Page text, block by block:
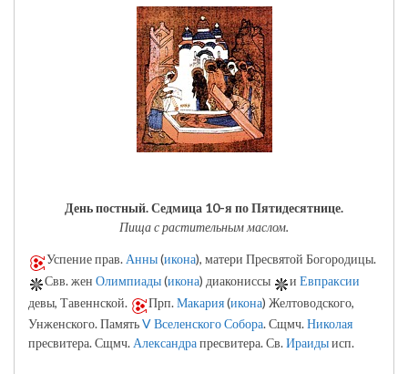
День постный.Седмица 10-я по Пятидесятнице.
Пища с растительным маслом.
Успение прав. Анны(икона), матери Пресвятой Богородицы.
Свв. жен Олимпиады(икона) диакониссы и Евпраксии
девы, Тавеннской.
Прп.Макария(икона) Желтоводского,
Унженского. ПамятьV Вселенского Собора. Сщмч.Николая
пресвитера. Сщмч.Александрапресвитера. Св.Ираидыисп.